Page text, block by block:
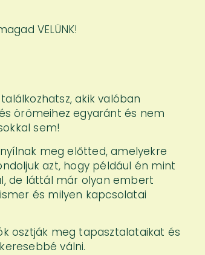
VELÜNK!
akik valóban
örömeihez egyaránt és nem
sem!
meg előtted, amelyekre
azt, hogy például én mint
de láttál már olyan embert
és milyen kapcsolatai
osztják meg tapasztalataikat és
válni.